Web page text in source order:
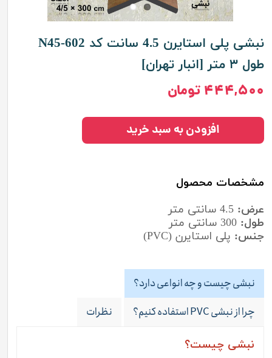
نبشی پلی استایرن 4.5 سانت کد N45-602
طول ۳ متر [انبار تهران]
۴۴۴,۵۰۰ تومان
مشخصات محصول
عرض: 4.5 سانتی متر
طول: 300 سانتی متر
جنس: پلی استایرن (PVC)
افزودن به سبد خرید
نبشی چیست و چه انواعی دارد؟
چرا از نبشی PVC استفاده کنیم؟
نظرات
نبشی چیست؟